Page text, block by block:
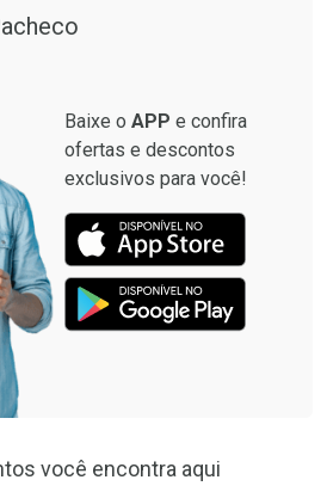
Baixe o APP e confira
ofertas e descontos
exclusivos para você!
você encontra aqui